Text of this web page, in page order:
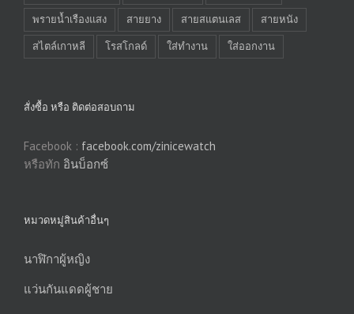
พรายน้ำเรืองแสง
สายยาง สายสแตนเลส
สายหนัง
สไตล์เกาหลี
โรสโกลด์ ใส่ทำงาน ใส่ออกงาน
สั่งซื้อ หรือ ติดต่อสอบถาม
Facebook : facebook.com/zinicewatch
หรือทัก อินบ็อกซ์
หมวดหมู่สินค้าอื่นๆ
นาฬิกาผู้หญิง
แว่นกันแดดผู้ชาย